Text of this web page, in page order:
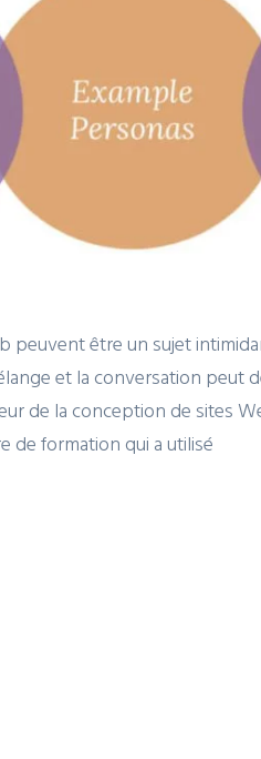
peuvent être un sujet
et la conversation peut
de la conception de sites
de formation qui a utilisé